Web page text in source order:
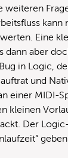
weiteren
kann
Eine
dann aber
in Logic,
und
einer MIDI-
kleinen
Der
geben.